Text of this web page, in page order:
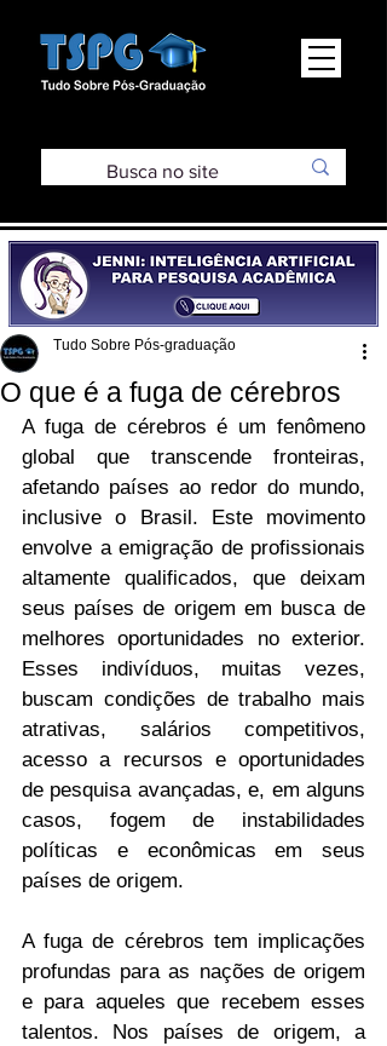
O que é a fuga de cérebros
Tudo Sobre Pós-graduação
A fuga de cérebros é um fenômeno
global que transcende fronteiras,
afetando países ao redor do mundo,
inclusive o Brasil. Este movimento
envolve a emigração de profissionais
altamente qualificados, que deixam
seus países de origem em busca de
melhores oportunidades no exterior.
Esses indivíduos, muitas vezes,
buscam condições de trabalho mais
atrativas, salários competitivos,
acesso a recursos e oportunidades
de pesquisa avançadas, e, em alguns
casos, fogem de instabilidades
políticas e econômicas em seus
países de origem.
A fuga de cérebros tem implicações
profundas para as nações de origem
e para aqueles que recebem esses
talentos. Nos países de origem, a